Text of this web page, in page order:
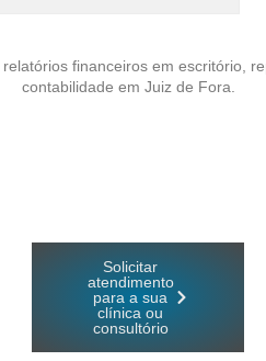
Solicitar
atendimento
para a sua
clínica ou
consultório